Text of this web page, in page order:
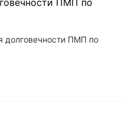
долговечности ПМП по